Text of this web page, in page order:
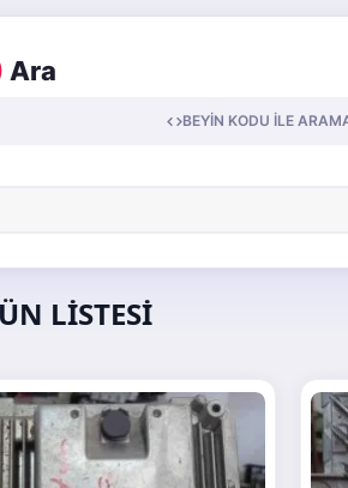
Ara
BEYIN KODU ILE
LISTESI